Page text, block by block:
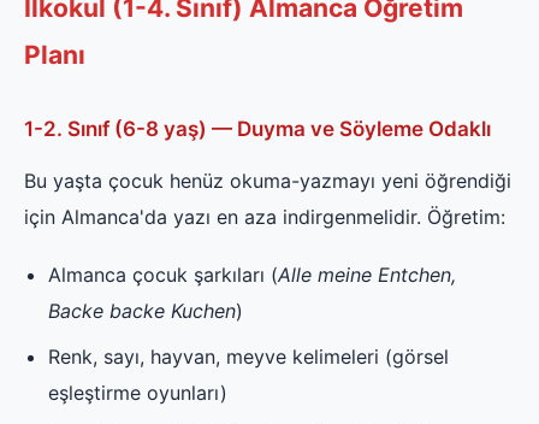
İlkokul (1-4. Sınıf) Almanca Öğretim
Planı
1-2. Sınıf (6-8 yaş) — Duyma ve Söyleme Odaklı
Bu yaşta çocuk henüz okuma-yazmayı yeni öğrendiği
için Almanca'da yazı en aza indirgenmelidir. Öğretim:
Almanca çocuk şarkıları (Alle meine Entchen,
Backe backe Kuchen)
Renk, sayı, hayvan, meyve kelimeleri (görsel
eşleştirme oyunları)